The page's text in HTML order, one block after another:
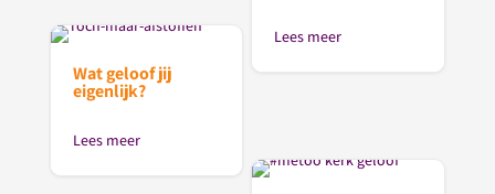
Lees meer
Wat geloof jij
eigenlijk?
Lees meer